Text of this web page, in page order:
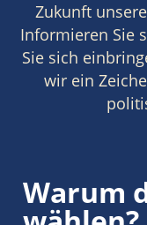
Zukunft
Informieren Sie
Sie sich
wir ein
Warum